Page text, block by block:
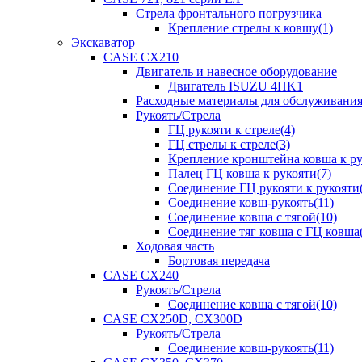
Стрела фронтального погрузчика
Крепление стрелы к ковшу(1)
Экскаватор
CASE CX210
Двигатель и навесное оборудование
Двигатель ISUZU 4HK1
Расходные материалы для обслуживания
Рукоять/Стрела
ГЦ рукояти к стреле(4)
ГЦ стрелы к стреле(3)
Крепление кронштейна ковша к
Палец ГЦ ковша к рукояти(7)
Соединение ГЦ рукояти к
Соединение ковш-рукоять(11)
Соединение ковша с тягой(10)
Соединение тяг ковша с ГЦ
Ходовая часть
Бортовая передача
CASE CX240
Рукоять/Стрела
Соединение ковша с тягой(10)
CASE CX250D, CX300D
Рукоять/Стрела
Соединение ковш-рукоять(11)